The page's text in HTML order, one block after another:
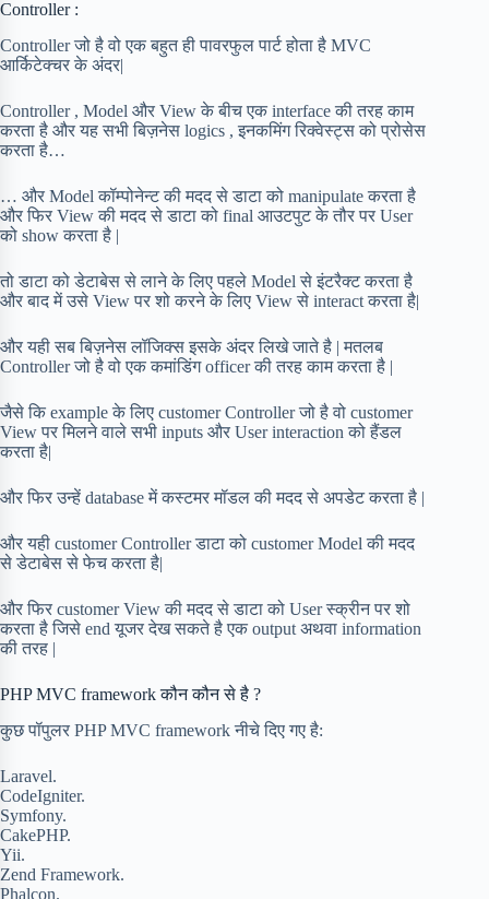
Controller :
Controller जो है वो एक बहुत ही पावरफुल पार्ट होता है MVC
आर्किटेक्चर के अंदर|
Controller , Model और View के बीच एक interface की तरह काम
करता है और यह सभी बिज़नेस logics , इनकमिंग रिक्वेस्ट्स को प्रोसेस
करता है…
… और Model कॉम्पोनेन्ट की मदद से डाटा को manipulate करता है
और फिर View की मदद से डाटा को final आउटपुट के तौर पर User
को show करता है |
तो डाटा को डेटाबेस से लाने के लिए पहले Model से इंटरैक्ट करता है
और बाद में उसे View पर शो करने के लिए View से interact करता है|
और यही सब बिज़नेस लॉजिक्स इसके अंदर लिखे जाते है | मतलब
Controller जो है वो एक कमांडिंग officer की तरह काम करता है |
जैसे कि example के लिए customer Controller जो है वो customer
View पर मिलने वाले सभी inputs और User interaction को हैंडल
करता है|
और फिर उन्हें database में कस्टमर मॉडल की मदद से अपडेट करता है |
और यही customer Controller डाटा को customer Model की मदद
से डेटाबेस से फेच करता है|
और फिर customer View की मदद से डाटा को User स्क्रीन पर शो
करता है जिसे end यूजर देख सकते है एक output अथवा information
की तरह |
PHP MVC framework कौन कौन से है ?
कुछ पॉपुलर PHP MVC framework नीचे दिए गए है:
Laravel.
CodeIgniter.
Symfony.
CakePHP.
Yii.
Zend Framework.
Phalcon.